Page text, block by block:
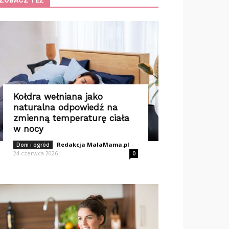
Kołdra wełniana jako
naturalna odpowiedź na
zmienną temperaturę ciała
w nocy
Dom i ogród Redakcja MalaMama.pl -
24 czerwca 2026
0